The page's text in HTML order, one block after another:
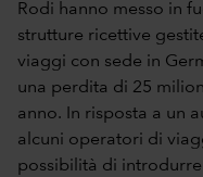
Rodi hanno messo in
strutture ricettive
viaggi con sede in
una perdita di 25
anno. In risposta a un
alcuni operatori di
possibilità di